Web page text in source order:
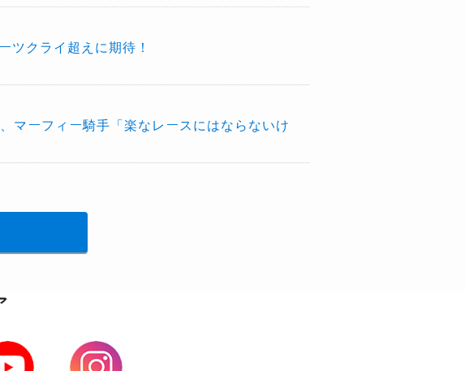
ツクライ超えに期待！
マーフィー騎手「楽なレースにはならないけ